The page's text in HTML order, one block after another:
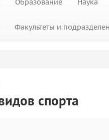
Образование Наука
Факультеты и
спорта